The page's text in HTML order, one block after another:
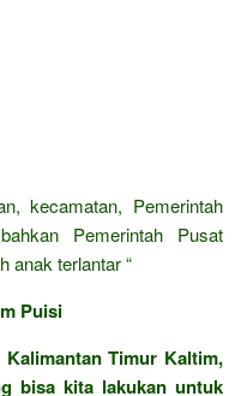
kecamatan, Pemerintah
Pemerintah Pusat
anak terlantar “
Puisi
Timur Kaltim,
bisa kita lakukan untuk